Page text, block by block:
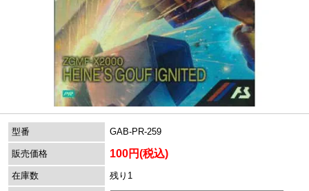
型番 GAB-PR-259
販売価格 100円(税込)
在庫数 残り1